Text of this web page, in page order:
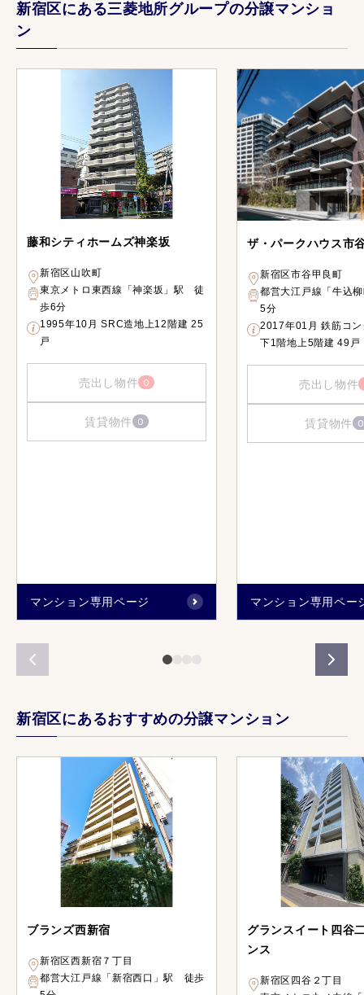
新宿区にある三菱地所グループの分譲マンショ
ン
藤和シティホームズ神楽坂
新宿区山吹町
東京メトロ東西線「神楽坂」駅 徒
歩6分
1995年10月 SRC造地上12階建 25
戸
売出し物件 0
賃貸物件 0
マンション専用ページ
ザ・パークハウス市
新宿区市谷甲良町
都営大江戸線「牛込
5分
2017年01月 鉄筋コ
下1階地上5階建 49戸
売出し物件
賃貸物件 0
マンション専用ペー
新宿区にあるおすすめの分譲マンション
ブランズ西新宿
新宿区西新宿７丁目
都営大江戸線「新宿西口」駅 徒歩
グランスイート四谷
ンス
新宿区四谷２丁目